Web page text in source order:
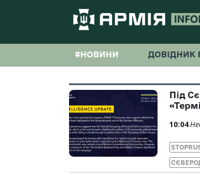
#НОВИНИ ДОВІДНИК
Під
10:04